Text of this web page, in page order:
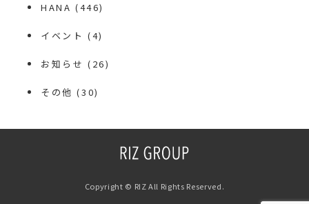
HANA (446)
イベント (4)
お知らせ (26)
その他 (30)
Copyright © RIZ All Rights Reserved.